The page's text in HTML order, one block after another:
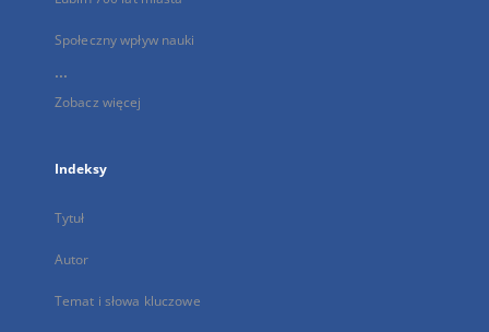
Społeczny wpływ nauki
...
Zobacz więcej
Indeksy
Tytuł
Autor
Temat i słowa kluczowe